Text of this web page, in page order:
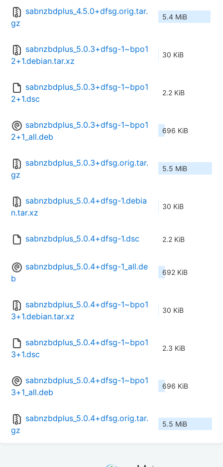
sabnzbdplus_4.5.0+dfsg.orig.tar.
gz
5.4 MiB
sabnzbdplus_5.0.3+dfsg-1~bpo1
2+1.debian.tar.xz
30 KiB
sabnzbdplus_5.0.3+dfsg-1~bpo1
2+1.dsc
2.2 KiB
sabnzbdplus_5.0.3+dfsg-1~bpo1
2+1_all.deb
696 KiB
sabnzbdplus_5.0.3+dfsg.orig.tar.
gz
5.5 MiB
sabnzbdplus_5.0.4+dfsg-1.debia
n.tar.xz
30 KiB
sabnzbdplus_5.0.4+dfsg-1.dsc 2.2 KiB
sabnzbdplus_5.0.4+dfsg-1_all.de
b
692 KiB
sabnzbdplus_5.0.4+dfsg-1~bpo1
3+1.debian.tar.xz
30 KiB
sabnzbdplus_5.0.4+dfsg-1~bpo1
3+1.dsc
2.3 KiB
sabnzbdplus_5.0.4+dfsg-1~bpo1
3+1_all.deb
696 KiB
sabnzbdplus_5.0.4+dfsg.orig.tar.
gz
5.5 MiB